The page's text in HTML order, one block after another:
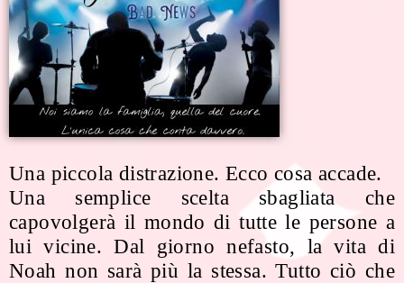
Una piccola distrazione. Ecco cosa accade.
Una semplice scelta sbagliata che
capovolgerà il mondo di tutte le persone a
lui vicine. Dal giorno nefasto, la vita di
Noah non sarà più la stessa. Tutto ciò che